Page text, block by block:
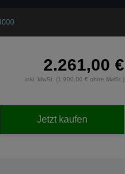
2.261,00 €
inkl. MwSt. (1.900,00 € ohne MwSt.)
Jetzt kaufen